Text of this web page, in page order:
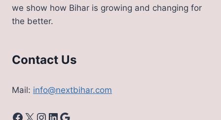
we show how Bihar is growing and changing for
the better.
Contact Us
Mail: info@nextbihar.com
Facebook
X Instagram
LinkedIn
Google